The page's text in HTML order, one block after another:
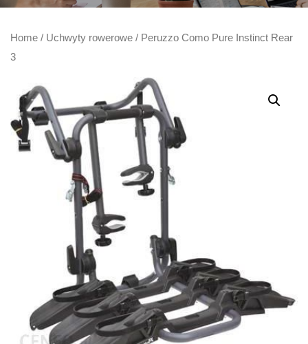
Home / Uchwyty rowerowe / Peruzzo Como Pure Instinct Rear
3